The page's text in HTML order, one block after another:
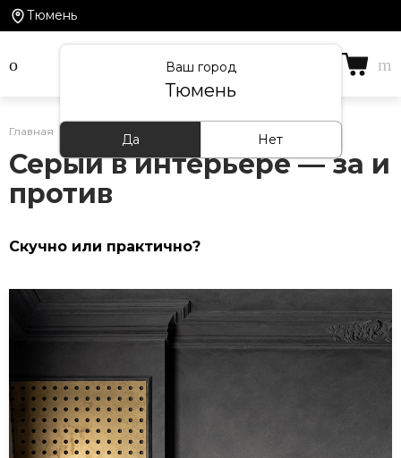
Тюмень
Ваш город
Тюмень
Да Нет
Главная / Серый в интерьере — за и против
Серый в интерьере — за и
против
Скучно или практично?